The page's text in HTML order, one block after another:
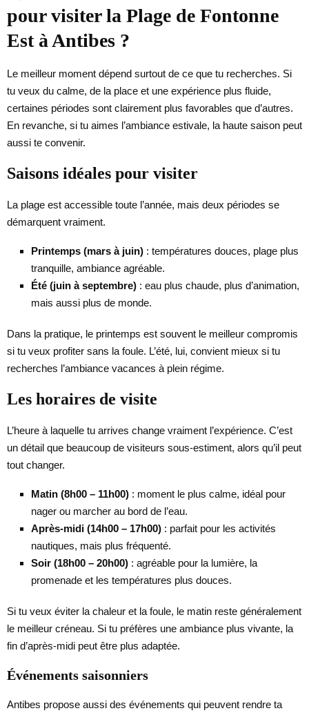
pour visiter la Plage de Fontonne
Est à Antibes ?
Le meilleur moment dépend surtout de ce que tu recherches. Si
tu veux du calme, de la place et une expérience plus fluide,
certaines périodes sont clairement plus favorables que d’autres.
En revanche, si tu aimes l’ambiance estivale, la haute saison peut
aussi te convenir.
Saisons idéales pour visiter
La plage est accessible toute l’année, mais deux périodes se
démarquent vraiment.
Printemps (mars à juin) : températures douces, plage plus
tranquille, ambiance agréable.
Été (juin à septembre) : eau plus chaude, plus d’animation,
mais aussi plus de monde.
Dans la pratique, le printemps est souvent le meilleur compromis
si tu veux profiter sans la foule. L’été, lui, convient mieux si tu
recherches l’ambiance vacances à plein régime.
Les horaires de visite
L’heure à laquelle tu arrives change vraiment l’expérience. C’est
un détail que beaucoup de visiteurs sous-estiment, alors qu’il peut
tout changer.
Matin (8h00 – 11h00) : moment le plus calme, idéal pour
nager ou marcher au bord de l’eau.
Après-midi (14h00 – 17h00) : parfait pour les activités
nautiques, mais plus fréquenté.
Soir (18h00 – 20h00) : agréable pour la lumière, la
promenade et les températures plus douces.
Si tu veux éviter la chaleur et la foule, le matin reste généralement
le meilleur créneau. Si tu préfères une ambiance plus vivante, la
fin d’après-midi peut être plus adaptée.
Événements saisonniers
Antibes propose aussi des événements qui peuvent rendre ta